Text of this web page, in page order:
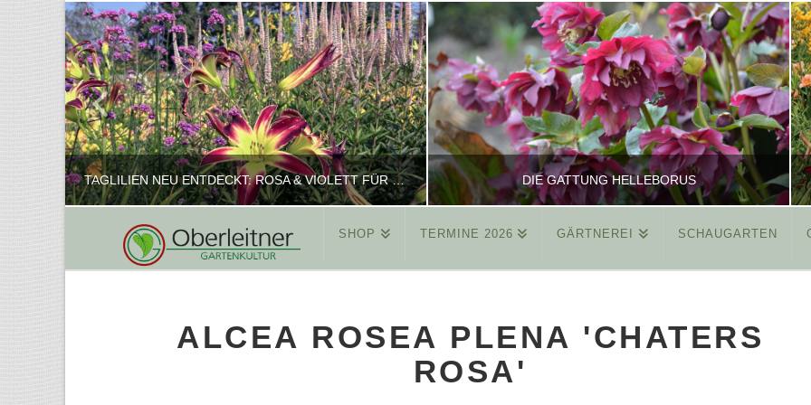
TAGLILIEN NEU ENTDECKT: ROSA & VIOLETT FÜR ROMANTISCHE PFLANZKOMBINATIONEN
REINHARD
FEBRUAR 16, 2025
DIE GATTUNG HELLEBORUS
REINHARD
MÄRZ 26, 2015
SHOP TERMINE 2026 GÄRTNEREI SCHAUGARTEN
ALCEA ROSEA PLENA 'CHATERS
ROSA'